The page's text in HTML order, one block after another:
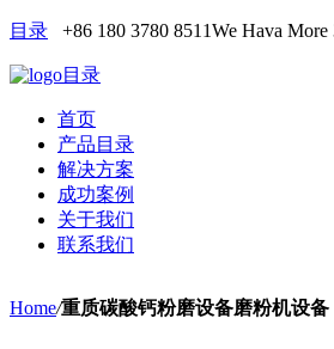
目录 +86 180 3780 8511We Hava More
目录
首页
产品目录
解决方案
成功案例
关于我们
联系我们
Home/重质碳酸钙粉磨设备磨粉机设备